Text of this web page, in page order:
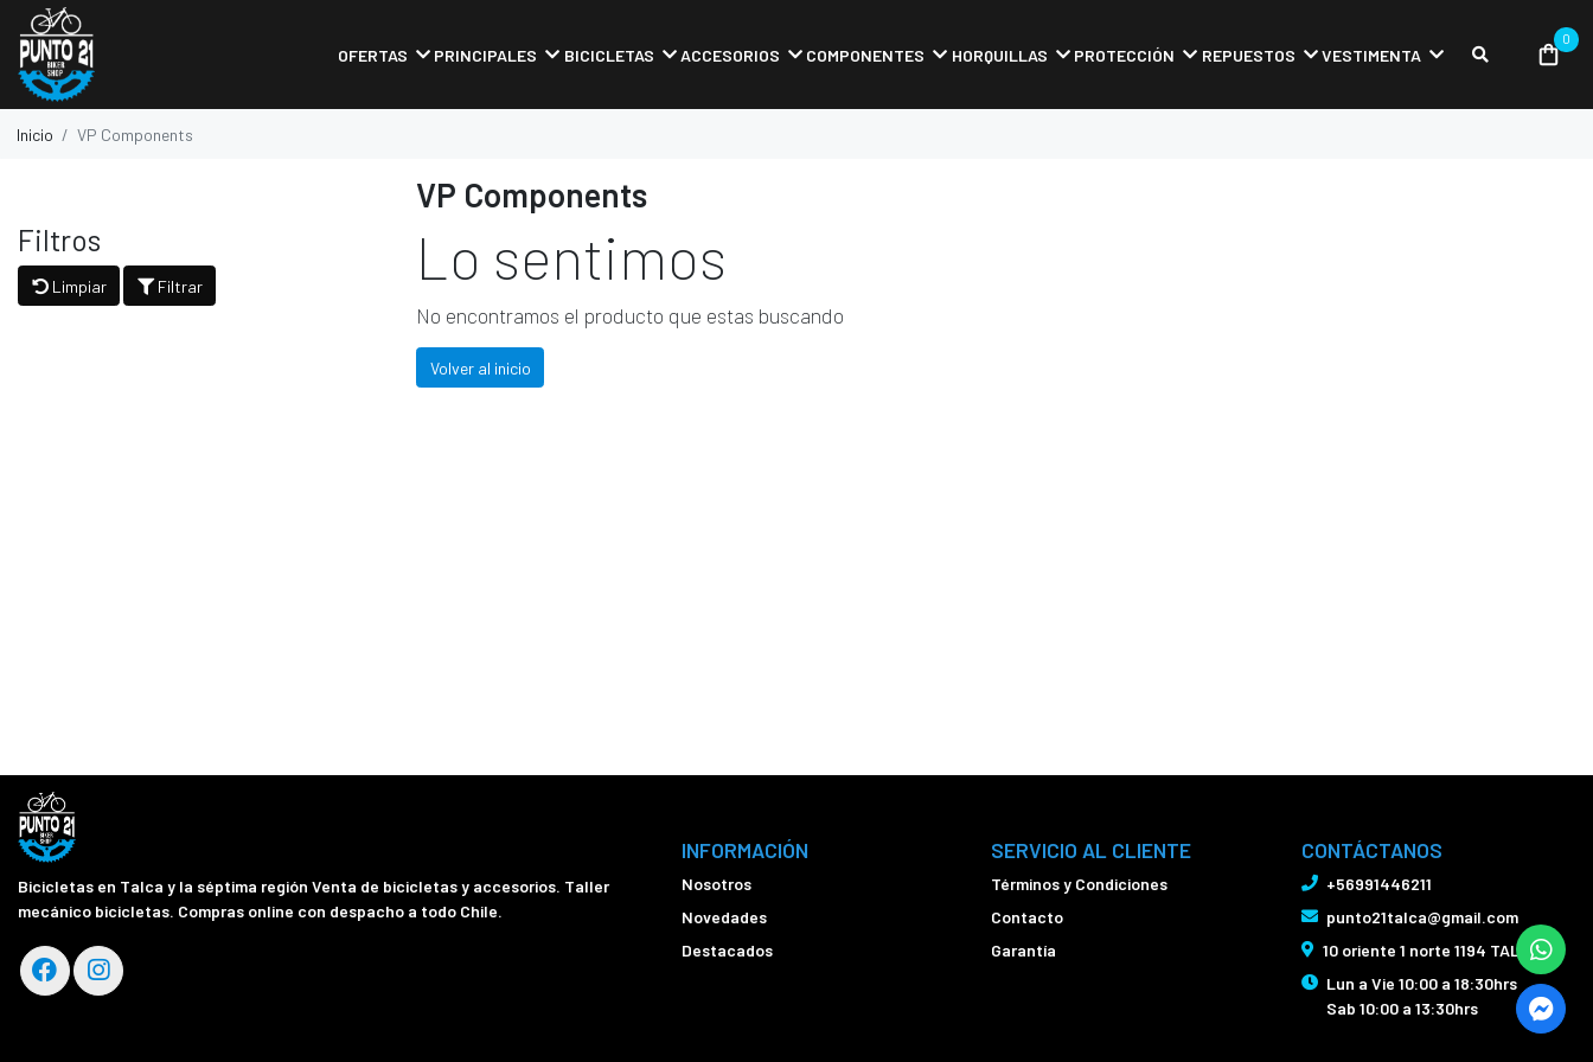
OFERTAS PRINCIPALES BICICLETAS ACCESORIOS COMPONENTES HORQUILLAS PROTECCIÓN REPUESTOS VESTIMENTA
0
Inicio VP Components
VP Components
Filtros
Limpiar Filtrar Lo sentimos
No encontramos el producto que estas buscando
Volver al inicio
Bicicletas en Talca y la séptima región Venta de bicicletas y accesorios. Taller
mecánico bicicletas. Compras online con despacho a todo Chile.
INFORMACIÓN
Nosotros
Novedades
Destacados
SERVICIO AL CLIENTE
Términos y Condiciones
Contacto
Garantía
CONTÁCTANOS
+56991446211
punto21talca@gmail.com
10 oriente 1 norte 1194 TALCA
Lun a Vie 10:00 a 18:30hrs
Sab 10:00 a 13:30hrs